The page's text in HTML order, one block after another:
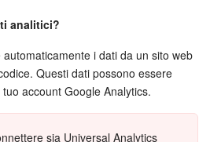
analitici?
i dati da un sito web
Questi dati possono essere
account Google Analytics.
sia Universal Analytics